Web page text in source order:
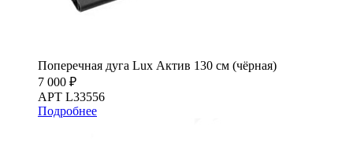
Поперечная дуга Lux Актив 130 см (чёрная)
7 000 ₽
АРТ L33556
Подробнее